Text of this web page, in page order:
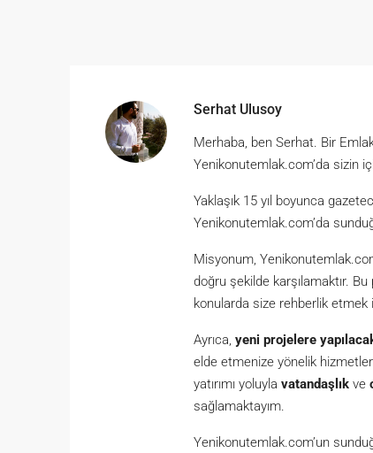
Serhat Ulusoy
Merhaba, ben Serhat. Bir
Yenikonutemlak.com’da sizin
Yaklaşık 15 yıl boyunca
Yenikonutemlak.com’da
Misyonum,
doğru şekilde karşılamaktır. Bu
konularda size rehberlik etmek
Ayrıca, yeni projelere
elde etmenize yönelik
yatırımı yoluyla vatandaşlık ve
sağlamaktayım.
Yenikonutemlak.com’un